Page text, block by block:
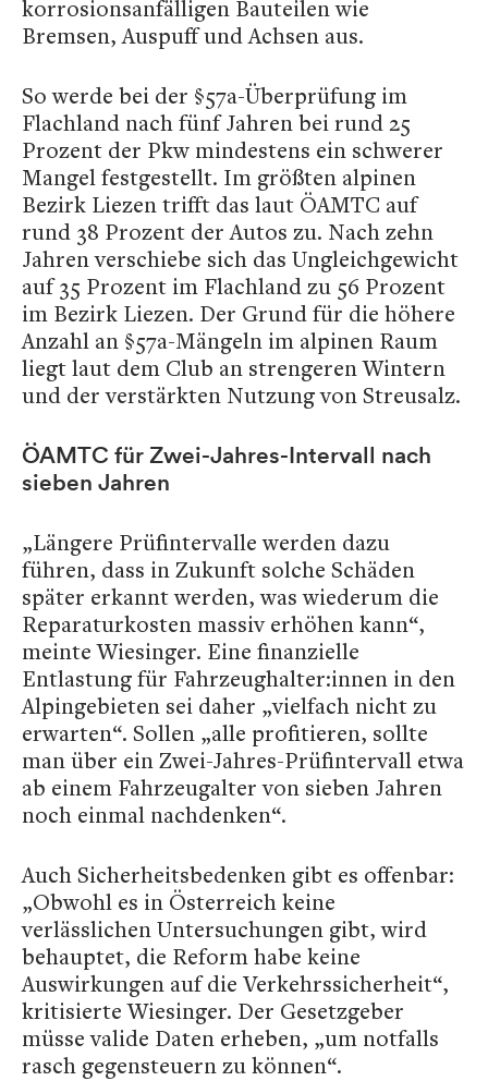
korrosionsanfälligen Bauteilen wie
Bremsen, Auspuff und Achsen aus.
So werde bei der §57a-Überprüfung im
Flachland nach fünf Jahren bei rund 25
Prozent der Pkw mindestens ein schwerer
Mangel festgestellt. Im größten alpinen
Bezirk Liezen trifft das laut ÖAMTC auf
rund 38 Prozent der Autos zu. Nach zehn
Jahren verschiebe sich das Ungleichgewicht
auf 35 Prozent im Flachland zu 56 Prozent
im Bezirk Liezen. Der Grund für die höhere
Anzahl an §57a-Mängeln im alpinen Raum
liegt laut dem Club an strengeren Wintern
und der verstärkten Nutzung von Streusalz.
ÖAMTC für Zwei-Jahres-Intervall nach
sieben Jahren
„Längere Prüfintervalle werden dazu
führen, dass in Zukunft solche Schäden
später erkannt werden, was wiederum die
Reparaturkosten massiv erhöhen kann“,
meinte Wiesinger. Eine finanzielle
Entlastung für Fahrzeughalter:innen in den
Alpingebieten sei daher „vielfach nicht zu
erwarten“. Sollen „alle profitieren, sollte
man über ein Zwei-Jahres-Prüfintervall etwa
ab einem Fahrzeugalter von sieben Jahren
noch einmal nachdenken“.
Auch Sicherheitsbedenken gibt es offenbar:
„Obwohl es in Österreich keine
verlässlichen Untersuchungen gibt, wird
behauptet, die Reform habe keine
Auswirkungen auf die Verkehrssicherheit“,
kritisierte Wiesinger. Der Gesetzgeber
müsse valide Daten erheben, „um notfalls
rasch gegensteuern zu können“.